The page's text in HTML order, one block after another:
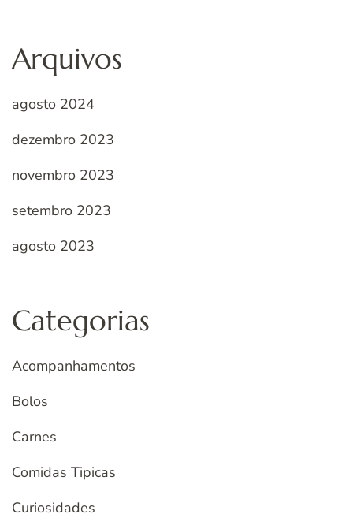
Arquivos
agosto 2024
dezembro 2023
novembro 2023
setembro 2023
agosto 2023
Categorias
Acompanhamentos
Bolos
Carnes
Comidas Tipicas
Curiosidades